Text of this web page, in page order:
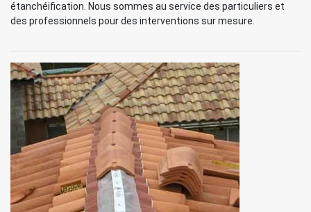
étanchéification. Nous sommes au service des particuliers et
des professionnels pour des interventions sur mesure.